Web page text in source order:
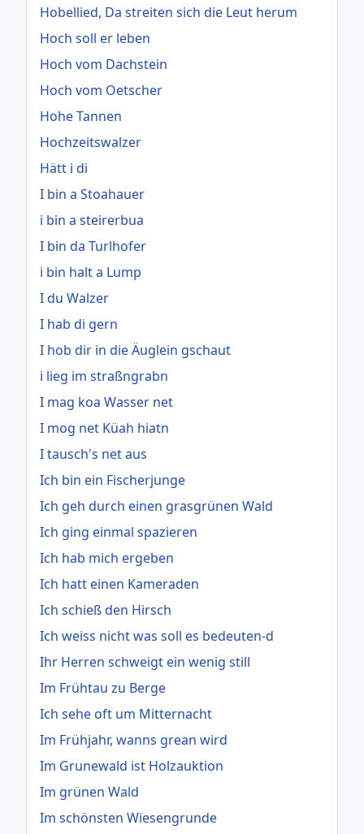
Hobellied, Da streiten sich die Leut herum
Hoch soll er leben
Hoch vom Dachstein
Hoch vom Oetscher
Hohe Tannen
Hochzeitswalzer
Hätt i di
I bin a Stoahauer
i bin a steirerbua
I bin da Turlhofer
i bin halt a Lump
I du Walzer
I hab di gern
I hob dir in die Äuglein gschaut
i lieg im straßngrabn
I mag koa Wasser net
I mog net Küah hiatn
I tausch's net aus
Ich bin ein Fischerjunge
Ich geh durch einen grasgrünen Wald
Ich ging einmal spazieren
Ich hab mich ergeben
Ich hatt einen Kameraden
Ich schieß den Hirsch
Ich weiss nicht was soll es bedeuten-d
Ihr Herren schweigt ein wenig still
Im Frühtau zu Berge
Ich sehe oft um Mitternacht
Im Frühjahr, wanns grean wird
Im Grunewald ist Holzauktion
Im grünen Wald
Im schönsten Wiesengrunde